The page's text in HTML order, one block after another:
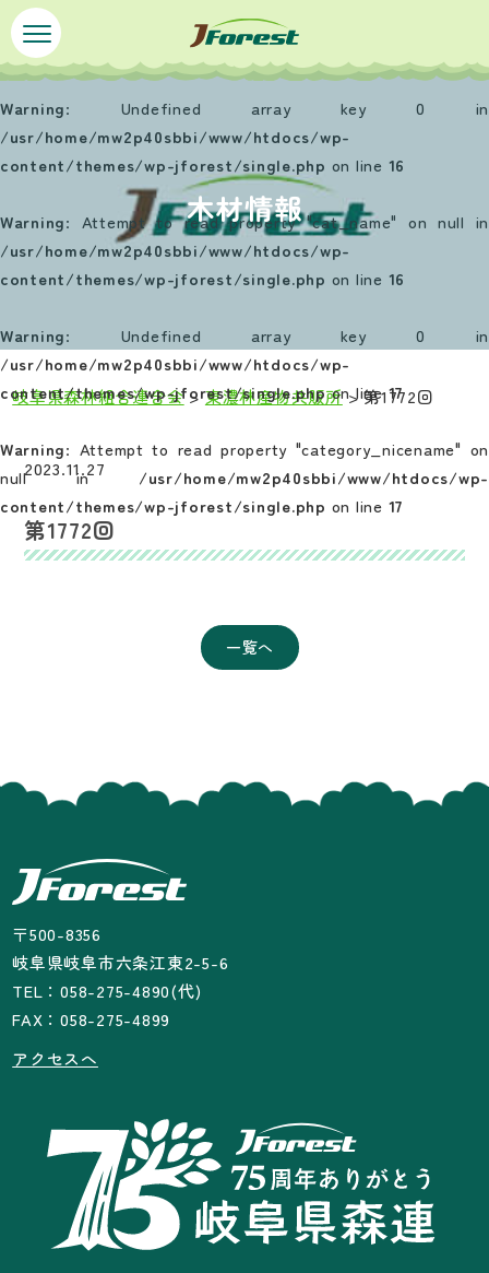
ペ
ー
ジ
の
先
す
。
メ
ニ
ュ
ー
を
し
て
へ
Warning: Undefined array key 0 in
/usr/home/mw2p40sbbi/www/htdocs/wp-
content/themes/wp-jforest/single.php on line 16
Warning: Attempt to read property "cat_name" on null in
/usr/home/mw2p40sbbi/www/htdocs/wp-
content/themes/wp-jforest/single.php on line 16
Warning: Undefined array key 0 in
/usr/home/mw2p40sbbi/www/htdocs/wp-
content/themes/wp-jforest/single.phpon line17
Warning: Attempt to read property "category_nicename" on
null in /usr/home/mw2p40sbbi/www/htdocs/wp-
content/themes/wp-jforest/single.php on line 17
木材情報
岐阜県森林組合連合会>東濃林産物共販所>第1772回
文
2023.11.27
第1772回
一覧へ
〒500-8356
岐阜県岐阜市六条江東2-5-6
TEL：058-275-4890(代)
FAX：058-275-4899
アクセスへ